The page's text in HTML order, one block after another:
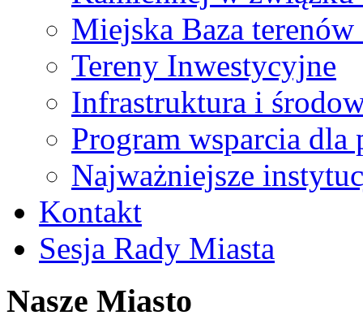
Miejska Baza
Tereny Inwestycyjne
Infrastruktura i
Program wsparcia
Najważniejsze
Kontakt
Sesja Rady Miasta
Nasze Miasto